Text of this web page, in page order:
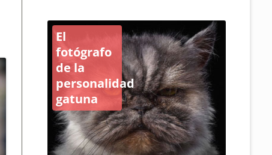
Casas
para los
gatos de
la calle:
¿cómo
hacerlas
con
corcho?